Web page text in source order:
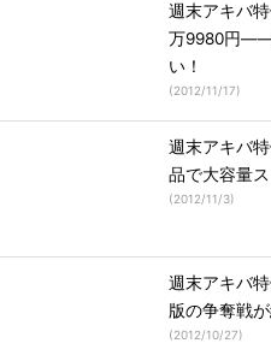
週末アキバ
万9980円――
い！
(2012/11/17)
週末アキバ
品で大容量
(2012/11/3)
週末アキバ
版の争奪戦
(2012/10/27)